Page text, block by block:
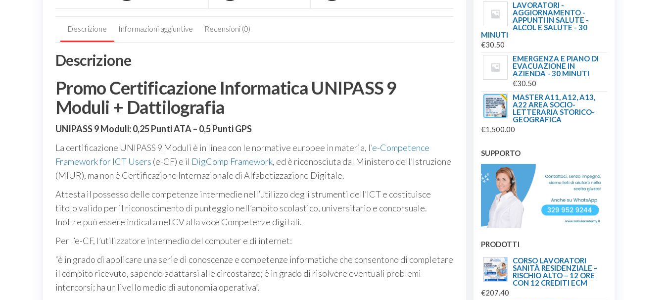
Descrizione Informazioni aggiuntive Recensioni (0)
Descrizione
Promo Certificazione Informatica UNIPASS 9
Moduli + Dattilografia
UNIPASS 9 Moduli: 0,25 Punti ATA – 0,5 Punti GPS
La certificazione UNIPASS 9 Moduli è in linea con le normative europee in materia, l’e-Competence
Framework for ICT Users (e-CF) e il DigComp Framework, ed è riconosciuta dal Ministero dell’Istruzione
(MIUR), ma non è Certificazione Internazionale di Alfabetizzazione Digitale.
Attesta il possesso delle competenze intermedie nell’utilizzo degli strumenti dell’ICT e costituisce
titolo valido per il riconoscimento di punteggio nell’ambito scolastico, universitario e concorsuale.
Inoltre può essere indicata nel CV alla voce Competenze digitali.
Per l’e-CF, l’utilizzatore intermedio del computer e di internet:
“è in grado di applicare una serie di conoscenze e competenze informatiche che consentono di completare
il compito ricevuto, sapendo adattarsi alle circostanze; è in grado di risolvere eventuali problemi
intercorsi; ha un livello medio di autonomia operativa”.
LAVORATORI -
AGGIORNAMENTO -
APPUNTI IN SALUTE -
ALCOL E SALUTE - 30
MINUTI
€30.50
EMERGENZA E PIANO DI
EVACUAZIONE IN
AZIENDA - 30 MINUTI
€30.50
MASTER A11, A12, A13,
A22 AREA SOCIO-
LETTERARIA STORICO-
GEOGRAFICA
€1,500.00
SUPPORTO
PRODOTTI
CORSO LAVORATORI
SANITÀ RESIDENZIALE –
RISCHIO ALTO – 12 ORE
CON 12 CREDITI ECM
€207.40